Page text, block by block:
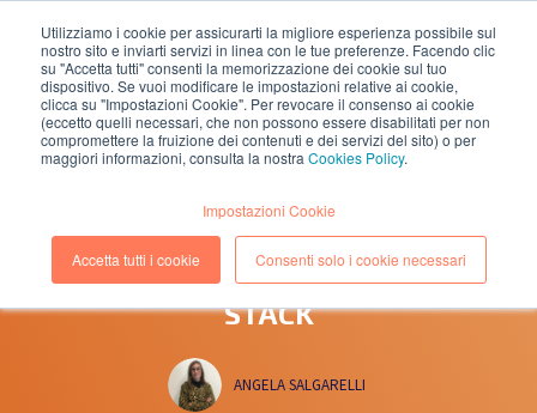
Utilizziamo i cookie per assicurarti la migliore esperienza possibile sul
nostro sito e inviarti servizi in linea con le tue preferenze. Facendo clic
su "Accetta tutti" consenti la memorizzazione dei cookie sul tuo
dispositivo. Se vuoi modificare le impostazioni relative ai cookie,
clicca su "Impostazioni Cookie". Per revocare il consenso ai cookie
(eccetto quelli necessari, che non possono essere disabilitati per non
compromettere la fruizione dei contenuti e dei servizi del sito) o per
maggiori informazioni, consulta la nostra Cookies Policy.
Impostazioni Cookie
Accetta tutti i cookie Consenti solo i cookie necessari
EN IT
LA PREDICTIVE BEHAVIOURAL
ANALYTICS ENTRA NELL’ELASTIC
STACK
ANGELA SALGARELLI